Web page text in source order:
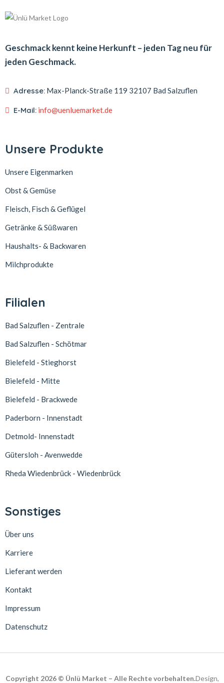
Geschmack kennt keine Herkunft – jeden Tag neu für
jeden Geschmack.
Adresse: Max-Planck-Straße 119 32107 Bad Salzuflen
E-Mail: info@uenluemarket.de
Unsere Produkte
Unsere Eigenmarken
Obst & Gemüse
Fleisch, Fisch & Geflügel
Getränke & Süßwaren
Haushalts- & Backwaren
Milchprodukte
Filialen
Bad Salzuflen - Zentrale
Bad Salzuflen - Schötmar
Bielefeld - Stieghorst
Bielefeld - Mitte
Bielefeld - Brackwede
Paderborn - Innenstadt
Detmold- Innenstadt
Gütersloh - Avenwedde
Rheda Wiedenbrück - Wiedenbrück
Sonstiges
Über uns
Karriere
Lieferant werden
Kontakt
Impressum
Datenschutz
Copyright 2026 © Ünlü Market – Alle Rechte vorbehalten.Design,